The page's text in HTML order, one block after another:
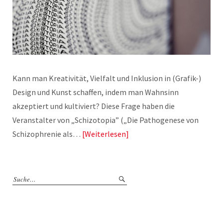
Kann man Kreativität, Vielfalt und Inklusion in (Grafik-)
Design und Kunst schaffen, indem man Wahnsinn
akzeptiert und kultiviert? Diese Frage haben die
Veranstalter von „Schizotopia” („Die Pathogenese von
Schizophrenie als… Weiterlesen